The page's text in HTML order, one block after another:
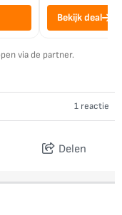
Bekijk deal
via de partner.
1 reactie
Delen